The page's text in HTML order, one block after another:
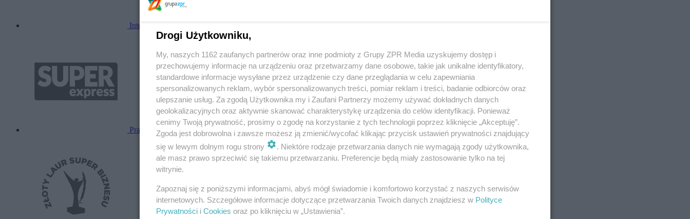
Internet
Prasa
Drogi Użytkowniku,
My, naszych 1162 zaufanych partnerów oraz inne podmioty z Grupy ZPR Media uzyskujemy dostęp i
przechowujemy informacje na urządzeniu oraz przetwarzamy dane osobowe, takie jak unikalne identyfikatory,
standardowe informacje wysyłane przez urządzenie czy dane przeglądania w celu zapewniania
spersonalizowanych reklam, wybór spersonalizowanych treści, pomiar reklam i treści, badanie odbiorców oraz
ulepszanie usług. Za zgodą Użytkownika my i Zaufani Partnerzy możemy używać dokładnych danych
geolokalizacyjnych oraz aktywnie skanować charakterystykę urządzenia do celów identyfikacji. Ponieważ
cenimy Twoją prywatność, prosimy o zgodę na korzystanie z tych technologii poprzez kliknięcie „Akceptuję”.
Zgoda jest dobrowolna i zawsze możesz ją zmienić/wycofać klikając przycisk ustawień prywatności znajdujący
się w lewym dolnym rogu strony
. Niektóre rodzaje przetwarzania danych nie wymagają zgody użytkownika,
ale masz prawo sprzeciwić się takiemu przetwarzaniu. Preferencje będą miały zastosowanie tylko na tej
witrynie.
Zapoznaj się z poniższymi informacjami, abyś mógł świadomie i komfortowo korzystać z naszych serwisów
internetowych. Szczegółowe informacje dotyczące przetwarzania Twoich danych znajdziesz w Polityce
Prywatności i Cookies oraz po kliknięciu w „Ustawienia”.